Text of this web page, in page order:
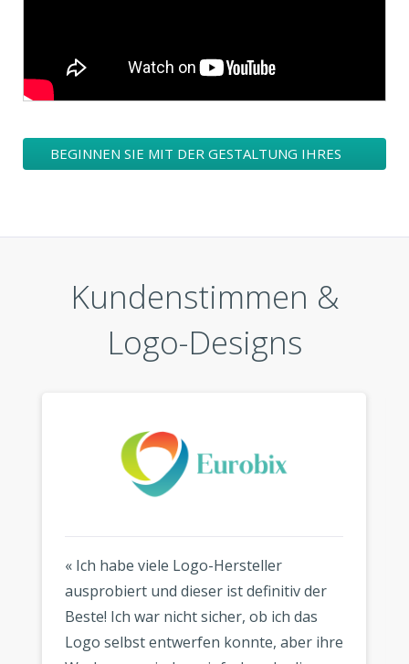
BEGINNEN SIE MIT DER GESTALTUNG IHRES
Kundenstimmen &
Logo-Designs
« Ich habe viele Logo-Hersteller
ausprobiert und dieser ist definitiv der
Beste! Ich war nicht sicher, ob ich das
Logo selbst entwerfen konnte, aber ihre